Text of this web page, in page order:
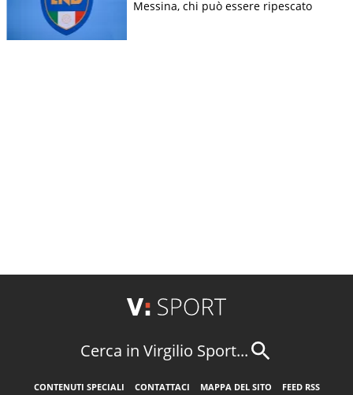
Messina, chi può essere ripescato
Cerca in Virgilio Sport...
CONTENUTI SPECIALI CONTATTACI MAPPA DEL SITO FEED RSS